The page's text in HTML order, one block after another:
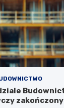
zakończony